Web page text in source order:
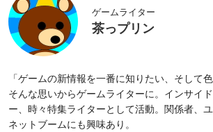
ゲームライター
茶っプリン
「ゲームの新情報を一番に知りたい、そして
そんな思いからゲームライターに。インサイ
ー、時々特集ライターとして活動。関係者、
ネットブームにも興味あり。